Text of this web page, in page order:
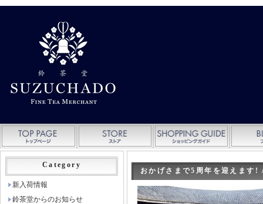
おかげさまで5周年を迎えます
Category
新入荷情報
鈴茶堂からのお知らせ